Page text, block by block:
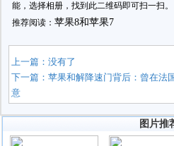
能，选择相册，找到此二维码即可扫一扫。
推荐阅读： 苹果8和苹果7
上一篇：没有了
下一篇：苹果和解降速门背后：曾在法
意
图片推